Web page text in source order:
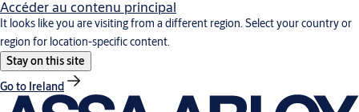
Accéder au contenu principal
It looks like you are visiting from a different region. Select your country or
region for location-specific content.
Stay on this site
Go to Ireland